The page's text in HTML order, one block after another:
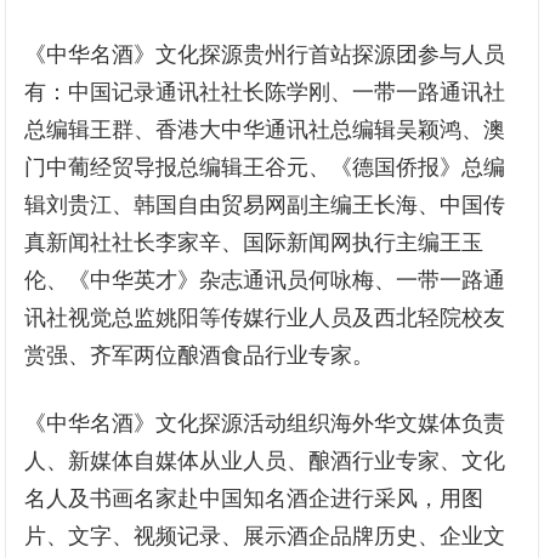
《中华名酒》文化探源贵州行首站探源团参与人员
有：中国记录通讯社社长陈学刚、一带一路通讯社
总编辑王群、香港大中华通讯社总编辑吴颖鸿、澳
门中葡经贸导报总编辑王谷元、《德国侨报》总编
辑刘贵江、韩国自由贸易网副主编王长海、中国传
真新闻社社长李家辛、国际新闻网执行主编王玉
伦、《中华英才》杂志通讯员何咏梅、一带一路通
讯社视觉总监姚阳等传媒行业人员及西北轻院校友
赏强、齐军两位酿酒食品行业专家。
《中华名酒》文化探源活动组织海外华文媒体负责
人、新媒体自媒体从业人员、酿酒行业专家、文化
名人及书画名家赴中国知名酒企进行采风，用图
片、文字、视频记录、展示酒企品牌历史、企业文